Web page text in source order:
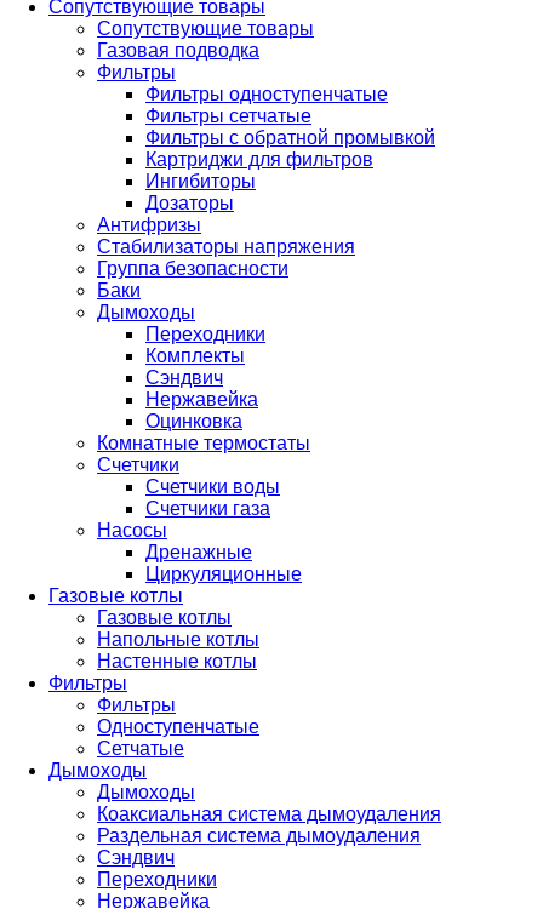
Сопутствующие товары
Сопутствующие товары
Газовая подводка
Фильтры
Фильтры одноступенчатые
Фильтры сетчатые
Фильтры с обратной промывкой
Картриджи для фильтров
Ингибиторы
Дозаторы
Антифризы
Стабилизаторы напряжения
Группа безопасности
Баки
Дымоходы
Переходники
Комплекты
Сэндвич
Нержавейка
Оцинковка
Комнатные термостаты
Счетчики
Счетчики воды
Счетчики газа
Насосы
Дренажные
Циркуляционные
Газовые котлы
Газовые котлы
Напольные котлы
Настенные котлы
Фильтры
Фильтры
Одноступенчатые
Сетчатые
Дымоходы
Дымоходы
Коаксиальная система дымоудаления
Раздельная система дымоудаления
Сэндвич
Переходники
Нержавейка